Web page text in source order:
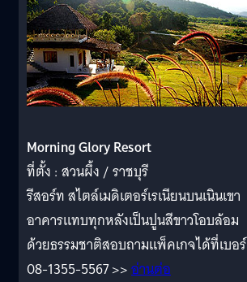
Morning Glory Resort
ที่ตั้ง : สวนผึ้ง / ราชบุรี
รีสอร์ท สไตล์เมดิเตอร์เรเนียนบนเนินเขา
อาคารแทบทุกหลังเป็นปูนสีขาวโอบล้อม
ด้วยธรรมชาติสอบถามแพ็คเกจได้ที่เบอร์
08-1355-5567 >>อ่านต่อ